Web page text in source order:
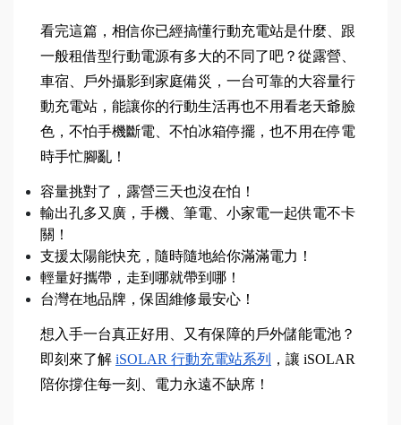
看完這篇，相信你已經搞懂行動充電站是什麼、跟
一般租借型行動電源有多大的不同了吧？從露營、
車宿、戶外攝影到家庭備災，一台可靠的大容量行
動充電站，能讓你的行動生活再也不用看老天爺臉
色，不怕手機斷電、不怕冰箱停擺，也不用在停電
時手忙腳亂！
容量挑對了，露營三天也沒在怕！
輸出孔多又廣，手機、筆電、小家電一起供電不卡
關！
支援太陽能快充，隨時隨地給你滿滿電力！
輕量好攜帶，走到哪就帶到哪！
台灣在地品牌，保固維修最安心！
想入手一台真正好用、又有保障的戶外儲能電池？
即刻來了解 iSOLAR 行動充電站系列
，讓 iSOLAR
陪你撐住每一刻、電力永遠不缺席！